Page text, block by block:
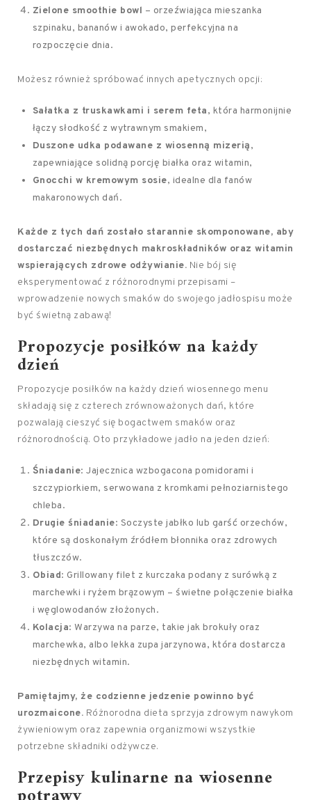
Zielone smoothie bowl – orzeźwiająca mieszanka
szpinaku, bananów i awokado, perfekcyjna na
rozpoczęcie dnia.
Możesz również spróbować innych apetycznych opcji:
Sałatka z truskawkami i serem feta, która harmonijnie
łączy słodkość z wytrawnym smakiem,
Duszone udka podawane z wiosenną mizerią,
zapewniające solidną porcję białka oraz witamin,
Gnocchi w kremowym sosie, idealne dla fanów
makaronowych dań.
Każde z tych dań zostało starannie skomponowane, aby
dostarczać niezbędnych makroskładników oraz witamin
wspierających zdrowe odżywianie. Nie bój się
eksperymentować z różnorodnymi przepisami –
wprowadzenie nowych smaków do swojego jadłospisu może
być świetną zabawą!
Propozycje posiłków na każdy
dzień
Propozycje posiłków na każdy dzień wiosennego menu
składają się z czterech zrównoważonych dań, które
pozwalają cieszyć się bogactwem smaków oraz
różnorodnością. Oto przykładowe jadło na jeden dzień:
Śniadanie: Jajecznica wzbogacona pomidorami i
szczypiorkiem, serwowana z kromkami pełnoziarnistego
chleba.
Drugie śniadanie: Soczyste jabłko lub garść orzechów,
które są doskonałym źródłem błonnika oraz zdrowych
tłuszczów.
Obiad: Grillowany filet z kurczaka podany z surówką z
marchewki i ryżem brązowym – świetne połączenie białka
i węglowodanów złożonych.
Kolacja: Warzywa na parze, takie jak brokuły oraz
marchewka, albo lekka zupa jarzynowa, która dostarcza
niezbędnych witamin.
Pamiętajmy, że codzienne jedzenie powinno być
urozmaicone. Różnorodna dieta sprzyja zdrowym nawykom
żywieniowym oraz zapewnia organizmowi wszystkie
potrzebne składniki odżywcze.
Przepisy kulinarne na wiosenne